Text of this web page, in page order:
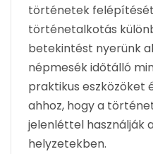
történetek
történetalkotás
betekintést nyerünk
népmesék időtálló
praktikus eszközöket
ahhoz, hogy a
jelenléttel használják
helyzetekben.